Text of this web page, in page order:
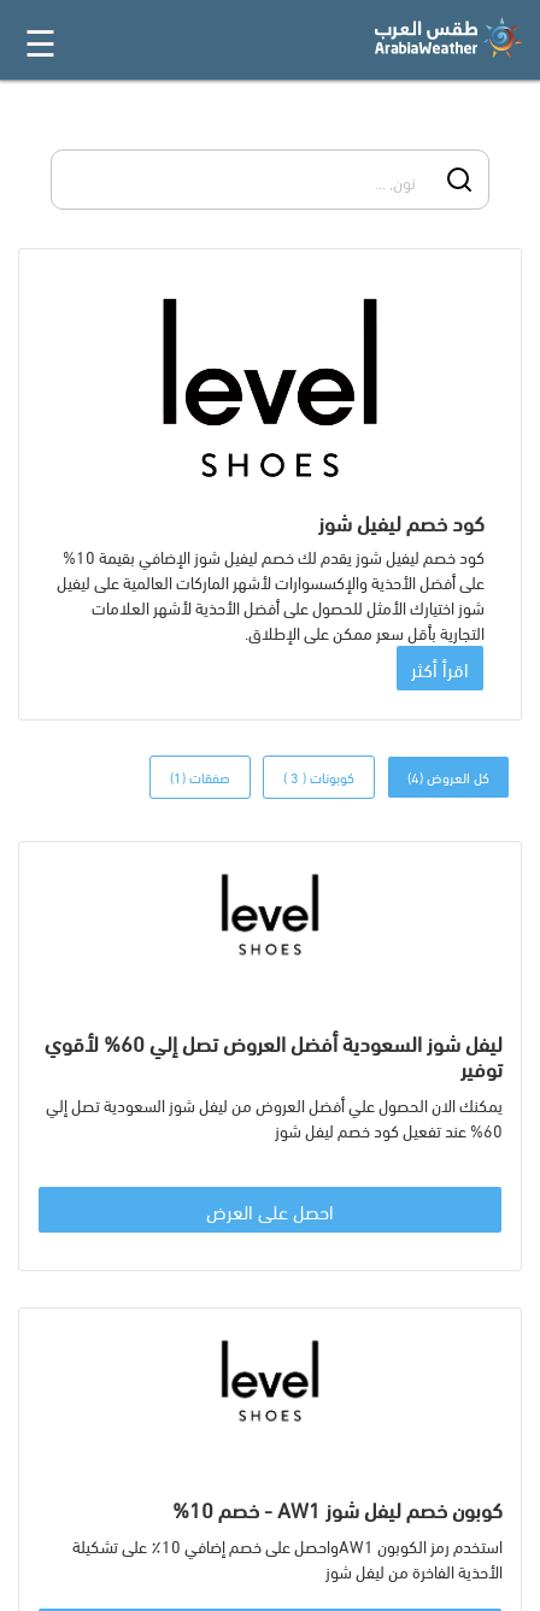
القائمة
أفضل 20
المتاجر
☰
كود خصم ليفيل شوز
كود خصم ليفيل شوز يقدم لك خصم ليفيل شوز الإضافي بقيمة 10%
على أفضل الأحذية والإكسسوارات لأشهر الماركات العالمية على ليفيل
شوز اختيارك الأمثل للحصول على أفضل الأحذية لأشهر العلامات
التجارية بأقل سعر ممكن على الإطلاق.
اقرأ أكثر
كل العروض (4) كوبونات ( 3 ) صفقات (1)
ليفل شوز السعودية أفضل العروض تصل إلي 60% لأقوي
توفير
يمكنك الان الحصول علي أفضل العروض من ليفل شوز السعودية تصل إلي
60% عند تفعيل كود خصم ليفل شوز
احصل على العرض
كوبون خصم ليفل شوز AW1 - خصم 10%
استخدم رمز الكوبون AW1واحصل على خصم إضافي 10٪ على تشكيلة
الأحذية الفاخرة من ليفل شوز